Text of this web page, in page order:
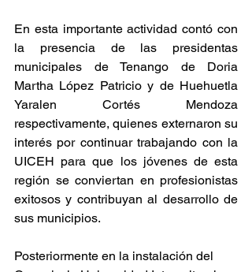
En esta importante actividad contó con
la presencia de las presidentas
municipales de Tenango de Doria
Martha López Patricio y de Huehuetla
Yaralen Cortés Mendoza
respectivamente, quienes externaron su
interés por continuar trabajando con la
UICEH para que los jóvenes de esta
región se conviertan en profesionistas
exitosos y contribuyan al desarrollo de
sus municipios.
Posteriormente en la instalación del